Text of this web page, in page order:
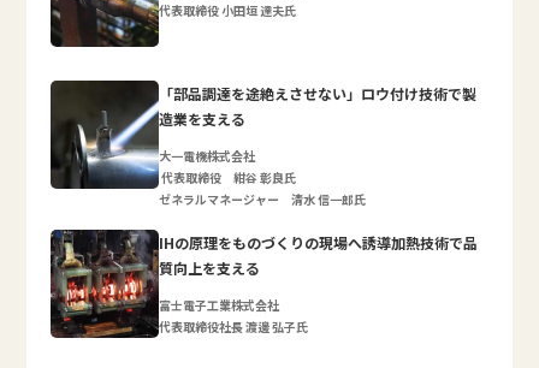
代表取締役 小田垣 達夫氏
「部品調達を途絶えさせない」ロウ付け技術で製
造業を支える
大一電機株式会社
代表取締役 紺谷 彰良氏
ゼネラルマネージャー 清水 信一郎氏
IHの原理をものづくりの現場へ誘導加熱技術で品
質向上を支える
富士電子工業株式会社
代表取締役社長 渡邊 弘子氏